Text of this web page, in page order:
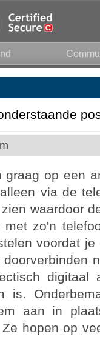
op een
via de
waardoor
zo'n
voordat
digitaal
is.
aan in
hopen op